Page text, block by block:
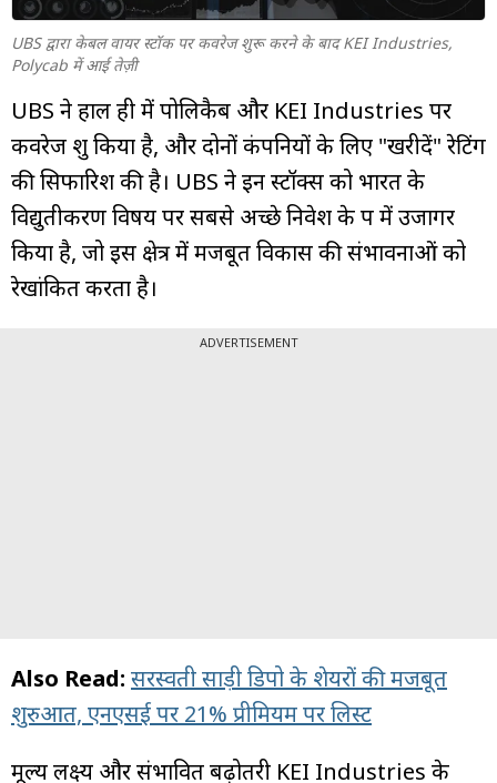
UBS द्वारा केबल वायर स्टॉक पर कवरेज शुरू करने के बाद KEI Industries,
Polycab में आई तेज़ी
UBS ने हाल ही में पोलिकैब और KEI Industries पर
कवरेज शुरू किया है, और दोनों कंपनियों के लिए "खरीदें" रेटिंग
की सिफारिश की है। UBS ने इन स्टॉक्स को भारत के
विद्युतीकरण विषय पर सबसे अच्छे निवेश के रूप में उजागर
किया है, जो इस क्षेत्र में मजबूत विकास की संभावनाओं को
रेखांकित करता है।
ADVERTISEMENT
Also Read: सरस्वती साड़ी डिपो के शेयरों की मजबूत
शुरुआत, एनएसई पर 21% प्रीमियम पर लिस्ट
मूल्य लक्ष्य और संभावित बढ़ोतरी KEI Industries के